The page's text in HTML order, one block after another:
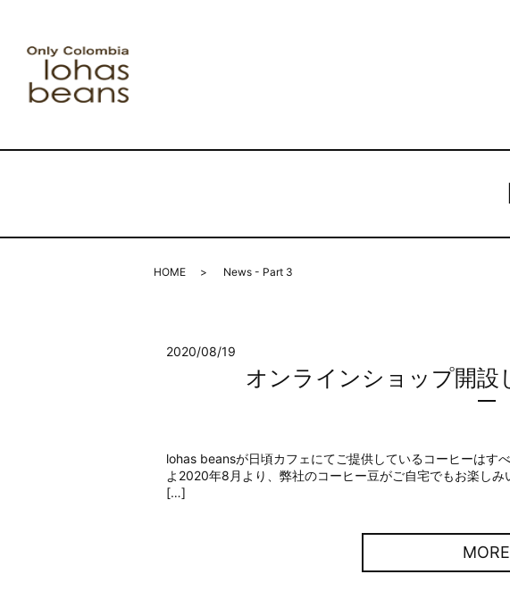
HOME News - Part 3
2020/08/19
オンラインショップ開設
lohas beansが日頃カフェにてご提供しているコーヒーはす
よ2020年8月より、弊社のコーヒー豆がご自宅でもお楽し
[…]
MORE